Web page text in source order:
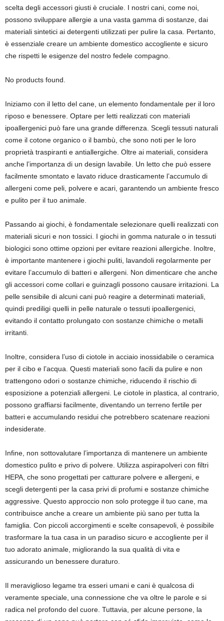
scelta degli accessori giusti è cruciale. I nostri cani, come noi,
possono sviluppare allergie a una vasta gamma di sostanze, dai
materiali sintetici ai detergenti utilizzati per pulire la casa. Pertanto,
è essenziale creare un ambiente domestico accogliente e sicuro
che rispetti le esigenze del nostro fedele compagno.
No products found.
Iniziamo con il letto del cane, un elemento fondamentale per il loro
riposo e benessere. Optare per letti realizzati con materiali
ipoallergenici può fare una grande differenza. Scegli tessuti naturali
come il cotone organico o il bambù, che sono noti per le loro
proprietà traspiranti e antiallergiche. Oltre ai materiali, considera
anche l’importanza di un design lavabile. Un letto che può essere
facilmente smontato e lavato riduce drasticamente l’accumulo di
allergeni come peli, polvere e acari, garantendo un ambiente fresco
e pulito per il tuo animale.
Passando ai giochi, è fondamentale selezionare quelli realizzati con
materiali sicuri e non tossici. I giochi in gomma naturale o in tessuti
biologici sono ottime opzioni per evitare reazioni allergiche. Inoltre,
è importante mantenere i giochi puliti, lavandoli regolarmente per
evitare l’accumulo di batteri e allergeni. Non dimenticare che anche
gli accessori come collari e guinzagli possono causare irritazioni. La
pelle sensibile di alcuni cani può reagire a determinati materiali,
quindi prediligi quelli in pelle naturale o tessuti ipoallergenici,
evitando il contatto prolungato con sostanze chimiche o metalli
irritanti.
Inoltre, considera l’uso di ciotole in acciaio inossidabile o ceramica
per il cibo e l’acqua. Questi materiali sono facili da pulire e non
trattengono odori o sostanze chimiche, riducendo il rischio di
esposizione a potenziali allergeni. Le ciotole in plastica, al contrario,
possono graffiarsi facilmente, diventando un terreno fertile per
batteri e accumulando residui che potrebbero scatenare reazioni
indesiderate.
Infine, non sottovalutare l’importanza di mantenere un ambiente
domestico pulito e privo di polvere. Utilizza aspirapolveri con filtri
HEPA, che sono progettati per catturare polvere e allergeni, e
scegli detergenti per la casa privi di profumi e sostanze chimiche
aggressive. Questo approccio non solo protegge il tuo cane, ma
contribuisce anche a creare un ambiente più sano per tutta la
famiglia. Con piccoli accorgimenti e scelte consapevoli, è possibile
trasformare la tua casa in un paradiso sicuro e accogliente per il
tuo adorato animale, migliorando la sua qualità di vita e
assicurando un benessere duraturo.
Il meraviglioso legame tra esseri umani e cani è qualcosa di
veramente speciale, una connessione che va oltre le parole e si
radica nel profondo del cuore. Tuttavia, per alcune persone, la